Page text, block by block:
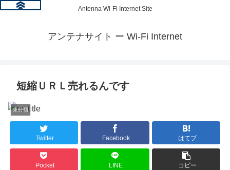
Antenna Wi-Fi Internet Site
アンテナサイト ー Wi-Fi Internet
短縮ＵＲＬ売れるんです
未分類
Twitter Facebook はてブ
Pocket LINE コピー